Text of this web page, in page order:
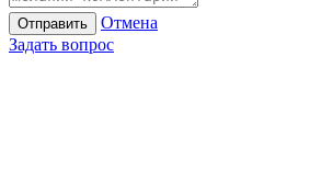
Отправить
Отмена
Задать вопрос